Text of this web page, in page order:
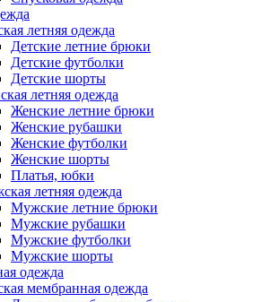
летняя одежда
Детские летние брюки
Детские футболки
Детские шорты
летняя одежда
Женские летние брюки
Женские рубашки
Женские футболки
Женские шорты
Платья, юбки
летняя одежда
Мужские летние брюки
Мужские рубашки
Мужские футболки
Мужские шорты
одежда
мембранная одежда